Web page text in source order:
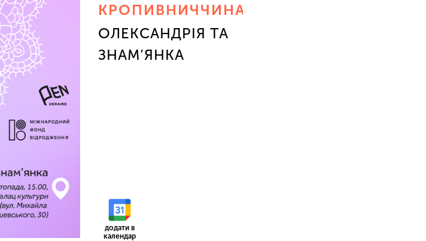
КРОПИВНИЧЧИНА
ОЛЕКСАНДРІЯ ТА
ЗНАМ’ЯНКА
додати в
календар